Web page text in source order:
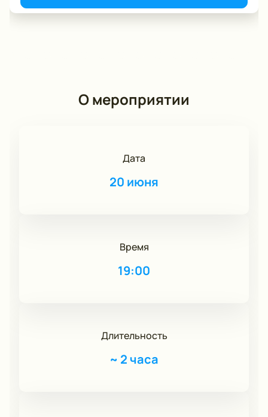
О мероприятии
Дата
20 июня
Время
19:00
Длительность
~ 2 часа